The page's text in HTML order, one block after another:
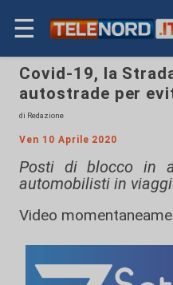
☰
Covid-19, la
autostrade per
di Redazione
Ven 10 Aprile 2020
Posti di blocco in
automobilisti in
Video